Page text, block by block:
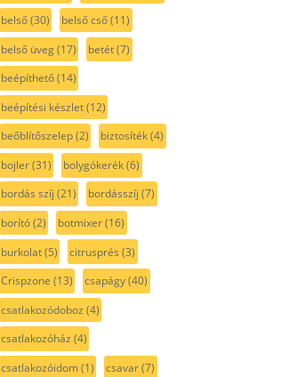
belső(30) belső cső(11)
belső üveg(17) betét(7)
beépíthető(14)
beépítési készlet(12)
beőblítőszelep(2) biztosíték(4)
bojler(31) bolygókerék(6)
bordás szíj (21) bordásszíj (7)
borító(2) botmixer(16)
burkolat(5) citrusprés (3)
Crispzone (13) csapágy(40)
csatlakozódoboz (4)
csatlakozóház (4)
csatlakozóidom(1) csavar(7)